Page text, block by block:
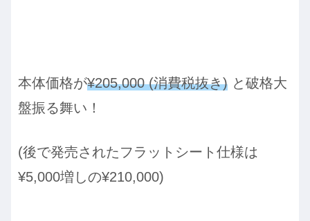
本体価格が¥205,000 (消費税抜き) と破格大
盤振る舞い！
(後で発売されたフラットシート仕様は
¥5,000増しの¥210,000)